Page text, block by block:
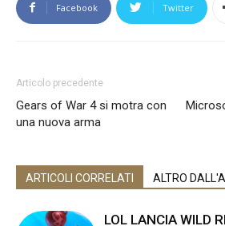
Facebook Twitter
Articolo precedente
Gears of War 4 si motra con
una nuova arma
ARTICOLI CORRELATI ALTRO
LOL LANCIA WILD